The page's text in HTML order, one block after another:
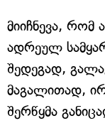
მიიჩნევა, რომ
ადრეულ
შედეგად,
მაგალითად,
შერწყმა